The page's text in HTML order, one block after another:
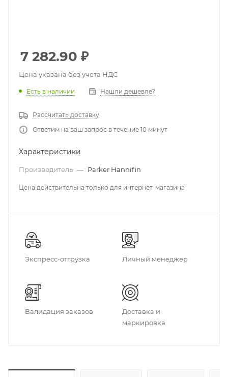
7 282.90 ₽
Цена указана без учета НДС
Есть в наличии Нашли дешевле?
Рассчитать доставку
Ответим на ваш запрос в течение 10 минут
Характеристики
Производитель — Parker Hannifin
Цена действительна только для интернет-магазина
Экспресс-отгрузка Личный менеджер
Валидация заказов
Доставка и
маркировка